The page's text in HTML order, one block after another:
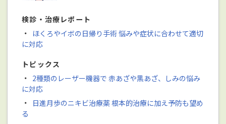
検診・治療レポート
・
ほくろやイボの日帰り手術 悩みや症状に合わせて適切
に対応
トピックス
・ 2種類のレーザー機器で 赤あざや黒あざ、しみの悩み
に対応
・
日進月歩のニキビ治療薬 根本的治療に加え予防も望め
る